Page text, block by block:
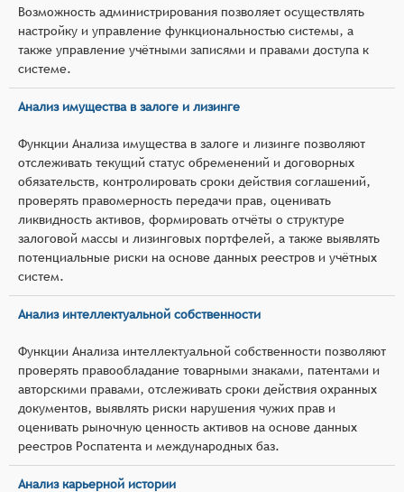
Возможность администрирования позволяет осуществлять
настройку и управление функциональностью системы, а
также управление учётными записями и правами доступа к
системе.
Анализ имущества в залоге и лизинге
Функции Анализа имущества в залоге и лизинге позволяют
отслеживать текущий статус обременений и договорных
обязательств, контролировать сроки действия соглашений,
проверять правомерность передачи прав, оценивать
ликвидность активов, формировать отчёты о структуре
залоговой массы и лизинговых портфелей, а также выявлять
потенциальные риски на основе данных реестров и учётных
систем.
Анализ интеллектуальной собственности
Функции Анализа интеллектуальной собственности позволяют
проверять правообладание товарными знаками, патентами и
авторскими правами, отслеживать сроки действия охранных
документов, выявлять риски нарушения чужих прав и
оценивать рыночную ценность активов на основе данных
реестров Роспатента и международных баз.
Анализ карьерной истории